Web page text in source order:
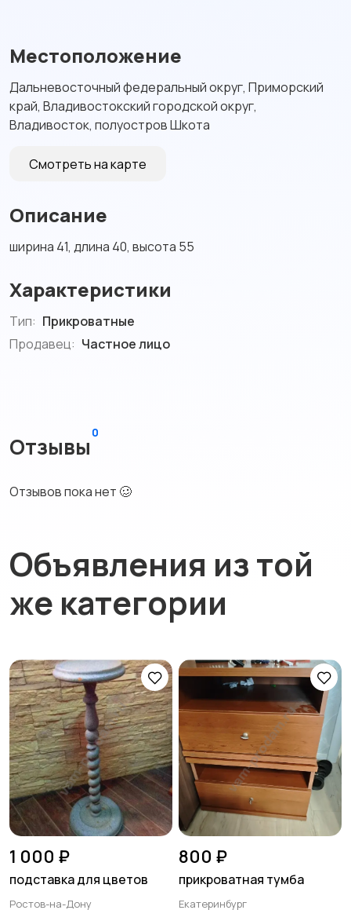
Местоположение
Дальневосточный федеральный округ, Приморский
край, Владивостокский городской округ,
Владивосток, полуостров Шкота
Смотреть на карте
Описание
ширина 41, длина 40, высота 55
Характеристики
Тип: Прикроватные
Продавец: Частное лицо
Отзывы
0
Отзывов пока нет 🥴
Объявления из той
же категории
1 000 ₽
подставка для цветов
Ростов-на-Дону
800 ₽
прикроватная тумба
Екатеринбург